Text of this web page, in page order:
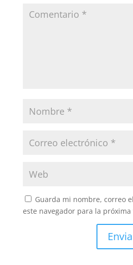
Guarda mi nombre, correo
este navegador para la